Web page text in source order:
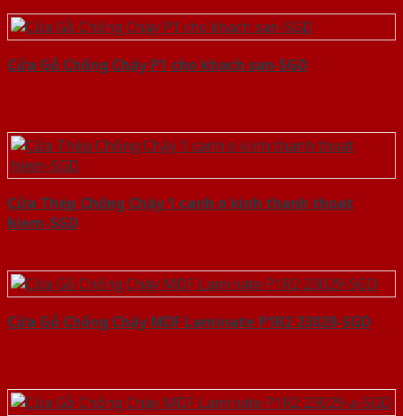
Cửa Gỗ Chống Cháy P1 cho khach san-SGD
Cửa Thép Chống Cháy 1 canh o kinh thanh thoat
hiem-SGD
Cửa Gỗ Chống Cháy MDF Laminate P1R2 23029-SGD